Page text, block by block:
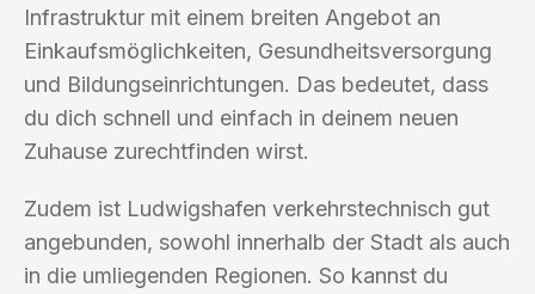
Infrastruktur mit einem breiten Angebot an
Einkaufsmöglichkeiten, Gesundheitsversorgung
und Bildungseinrichtungen. Das bedeutet, dass
du dich schnell und einfach in deinem neuen
Zuhause zurechtfinden wirst.
Zudem ist Ludwigshafen verkehrstechnisch gut
angebunden, sowohl innerhalb der Stadt als auch
in die umliegenden Regionen. So kannst du